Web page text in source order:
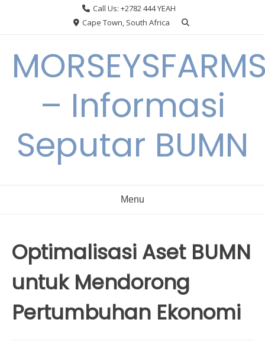
Call Us: +2782 444 YEAH
Cape Town, South Africa
– Informasi
Seputar BUMN
Menu
Optimalisasi Aset BUMN
untuk Mendorong
Pertumbuhan Ekonomi